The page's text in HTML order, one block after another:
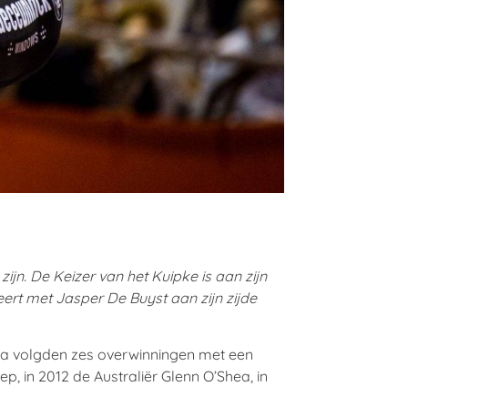
De Keizer van het Kuipke is aan zijn
met Jasper De Buyst aan zijn zijde
volgden zes overwinningen met een
in 2012 de Australiër Glenn O’Shea, in